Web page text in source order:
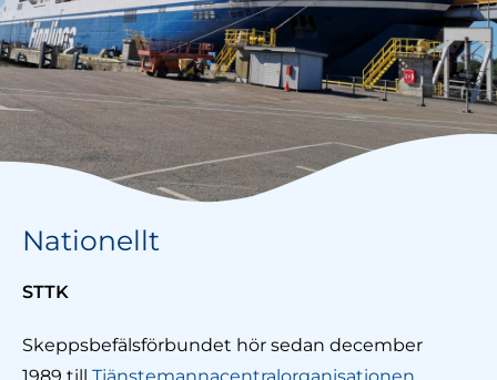
Nationellt
STTK
Skeppsbefälsförbundet hör sedan december